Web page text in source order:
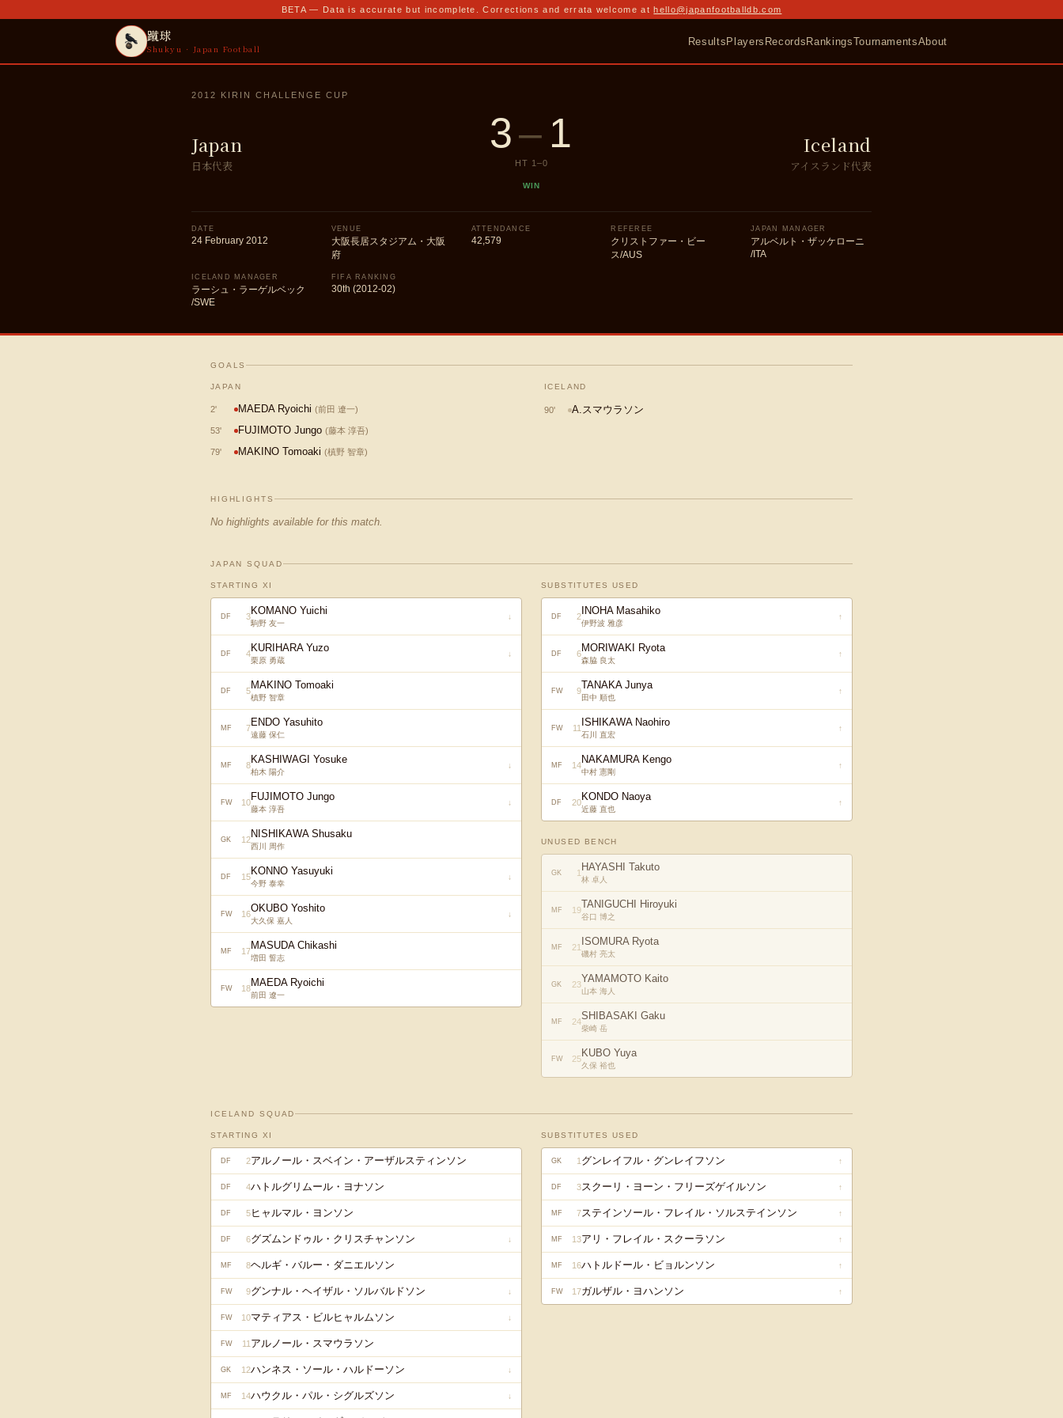
BETA — Data is accurate but incomplete. Corrections and errata welcome at hello@japanfootballdb.com
蹴球
Shukyu · Japan Football
ResultsPlayers RecordsRankingsTournamentsAbout
2012 KIRIN CHALLENGE CUP
Japan
日本代表
3– 1
HT 1 –0
WIN
Iceland
アイスランド代表
DATE
24 February 2012
VENUE
大阪長居スタジアム・大阪
府
ATTENDANCE
42,579
REFEREE
クリストファー・ビー
ス/AUS
JAPAN MANAGER
アルベルト・ザッケローニ
/ITA
ICELAND MANAGER
ラーシュ・ラーゲルベック
/SWE
FIFA RANKING
30th (2012-02)
GOALS
JAPAN
2' MAEDA Ryoichi (前田 遼一)
53' FUJIMOTO Jungo (藤本 淳吾)
79' MAKINO Tomoaki (槙野 智章)
ICELAND
90' A.スマウラソン
HIGHLIGHTS
No highlights available for this match.
JAPAN SQUAD
STARTING XI
DF 3KOMANO Yuichi
駒野 友一
↓
DF 4KURIHARA Yuzo
栗原 勇蔵
↓
DF 5MAKINO Tomoaki
槙野 智章
MF 7ENDO Yasuhito
遠藤 保仁
MF 8KASHIWAGI Yosuke
柏木 陽介
↓
FW 10FUJIMOTO Jungo
藤本 淳吾
↓
GK 12NISHIKAWA Shusaku
西川 周作
DF 15KONNO Yasuyuki
今野 泰幸
↓
FW 16OKUBO Yoshito
大久保 嘉人
↓
MF 17MASUDA Chikashi
増田 誓志
FW 18MAEDA Ryoichi
前田 遼一
SUBSTITUTES USED
DF 2 INOHA Masahiko
伊野波 雅彦
↑
DF 6MORIWAKI Ryota
森脇 良太
↑
FW 9TANAKA Junya
田中 順也
↑
FW 11 ISHIKAWA Naohiro
石川 直宏
↑
MF 14NAKAMURA Kengo
中村 憲剛
↑
DF 20KONDO Naoya
近藤 直也
↑
UNUSED BENCH
GK 1 HAYASHI Takuto
林 卓人
MF 19TANIGUCHI Hiroyuki
谷口 博之
MF 21 ISOMURA Ryota
磯村 亮太
GK 23YAMAMOTO Kaito
山本 海人
MF 24SHIBASAKI Gaku
柴崎 岳
FW 25KUBO Yuya
久保 裕也
ICELAND SQUAD
STARTING XI
DF 2アルノール・スベイン・アーザルスティンソン
DF 4ハトルグリムール・ヨナソン
DF 5ヒャルマル・ヨンソン
DF 6グズムンドゥル・クリスチャンソン ↓
MF 8ヘルギ・バルー・ダニエルソン
FW 9グンナル・ヘイザル・ソルバルドソン ↓
FW 10マティアス・ビルヒャルムソン ↓
FW 11 アルノール・スマウラソン
GK 12ハンネス・ソール・ハルドーソン ↓
MF 14ハウクル・パル・シグルズソン ↓
SUBSTITUTES USED
GK 1 グンレイフル・グンレイフソン ↑
DF 3スクーリ・ヨーン・フリーズゲイルソン ↑
MF 7ステインソール・フレイル・ソルステインソン ↑
MF 13アリ・フレイル・スクーラソン ↑
MF 16ハトルドール・ビョルンソン ↑
FW 17ガルザル・ヨハンソン ↑